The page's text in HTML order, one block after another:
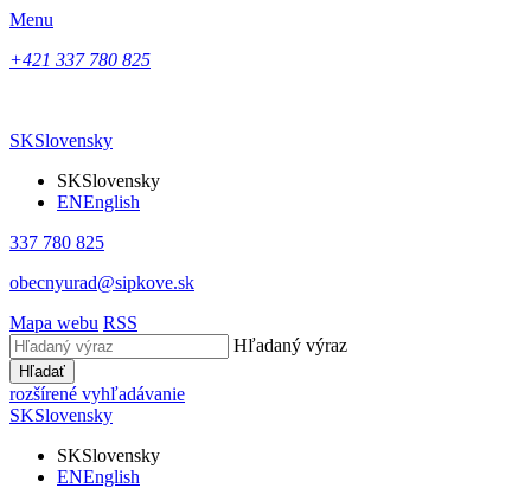
Menu
+421 337 780 825
SKSlovensky
SKSlovensky
ENEnglish
337 780 825
obecnyurad@sipkove.sk
Mapa webu RSS
Hľadaný výraz
Hľadať
rozšírené vyhľadávanie
SKSlovensky
SKSlovensky
ENEnglish